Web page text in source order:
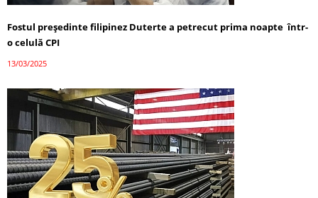
Fostul președinte filipinez Duterte a petrecut prima noapte într-
o celulă CPI
13/03/2025